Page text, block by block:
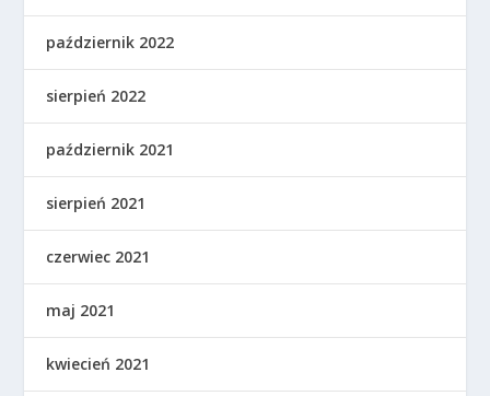
październik 2022
sierpień 2022
październik 2021
sierpień 2021
czerwiec 2021
maj 2021
kwiecień 2021